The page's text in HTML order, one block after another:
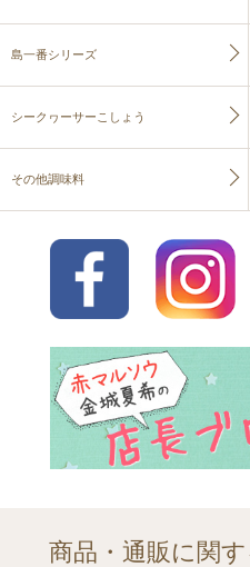
島一番シリーズ
シークヮーサーこしょう
その他調味料
商品・通販に関